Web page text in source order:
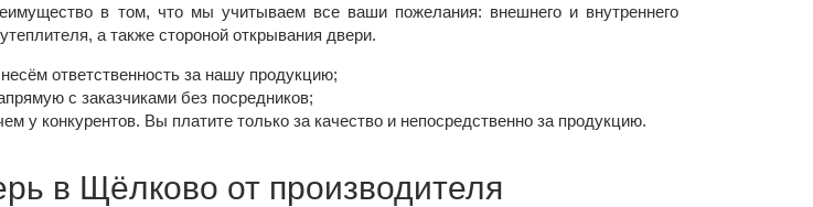
в том, что мы учитываем все ваши пожелания: внешнего и внутреннего
а также стороной открывания двери.
ответственность за нашу продукцию;
с заказчиками без посредников;
у конкурентов. Вы платите только за качество и непосредственно за продукцию.
в Щёлково от производителя